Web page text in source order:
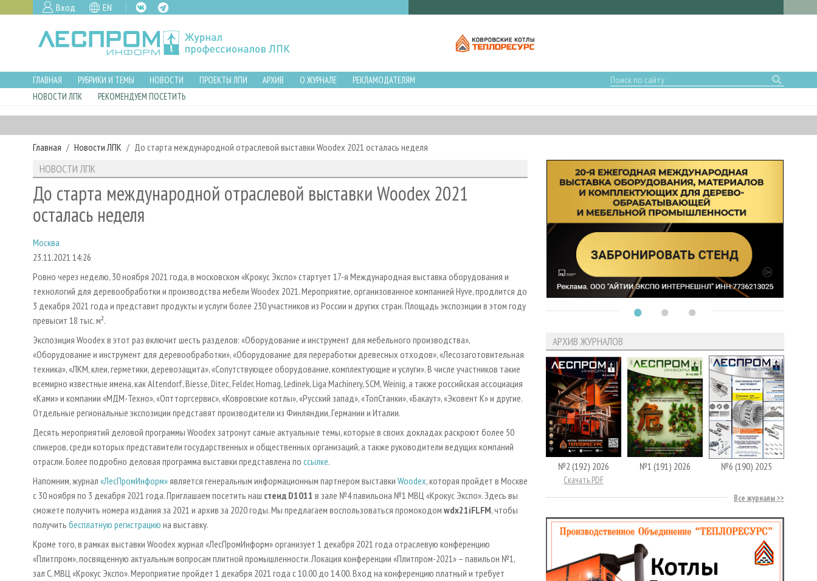
Вход EN
ГЛАВНАЯ РУБРИКИ И ТЕМЫ НОВОСТИ ПРОЕКТЫ ЛПИ АРХИВ О ЖУРНАЛЕ
РЕКЛАМОДАТЕЛЯМ
НОВОСТИ ЛПК
РЕКОМЕНДУЕМ ПОСЕТИТЬ
Главная Новости ЛПК До старта международной отраслевой выставки Woodex 2021 осталась неделя
НОВОСТИ ЛПК
До старта международной отраслевой выставки Woodex 2021
осталась неделя
Москва
23.11.2021 14:26
Ровно через неделю, 30 ноября 2021 года, в московском «Крокус Экспо» стартует 17-я Международная выставка оборудования и
технологий для деревообработки и производства мебели Woodex 2021. Мероприятие, организованное компанией Hyve, продлится до
3 декабря 2021 года и представит продукты и услуги более 230 участников из России и других стран. Площадь экспозиции в этом году
превысит 18 тыс. м².
Экспозиция Woodex в этот раз включит шесть разделов: «Оборудование и инструмент для мебельного производства»,
«Оборудование и инструмент для деревообработки», «Оборудование для переработки древесных отходов», «Лесозаготовительная
техника», «ЛКМ, клеи, герметики, деревозащита», «Сопутствующее оборудование, комплектующие и услуги». В числе участников такие
всемирно известные имена, как Altendorf, Biesse, Ditec, Felder, Homag, Ledinek, Liga Machinery, SCM, Weinig, а также российская ассоциация
«Ками» и компании «МДМ-Техно», «Оптторгсервис», «Ковровские котлы», «Русский запад», «ТопСтанки», «Бакаут», «Эковент К» и другие.
Отдельные региональные экспозиции представят производители из Финляндии, Германии и Италии.
Десять мероприятий деловой программы Woodex затронут самые актуальные темы, которые в своих докладах раскроют более 50
спикеров, среди которых представители государственных и общественных организаций, а также руководители ведущих компаний
отрасли. Более подробно деловая программа выставки представлена по ссылке.
Напомним, журнал «ЛесПромИнформ»является генеральным информационным партнером выставки Woodex, которая пройдет в Москве
с 30 ноября по 3 декабря 2021 года. Приглашаем посетить наш стенд D1011 в зале №4 павильона №1 МВЦ «Крокус Экспо». Здесь вы
сможете получить номера издания за 2021 и архив за 2020 годы. Мы предлагаем воспользоваться промокодом wdx21iFLFM, чтобы
получить бесплатную регистрацию на выставку.
Кроме того, в рамках выставки Woodex журнал «ЛесПромИнформ» организует 1 декабря 2021 года отраслевую конференцию
«Плитпром», посвященную актуальным вопросам плитной промышленности. Локация конференции «Плитпром-2021» – павильон №1,
зал С, МВЦ «Крокус Экспо». Мероприятие пройдет 1 декабря 2021 года с 10.00 до 14.00. Вход на конференцию платный и требует
АРХИВ ЖУРНАЛОВ
№2 (192) 2026
Скачать PDF
№1 (191) 2026 №6 (190) 2025
Все журналы